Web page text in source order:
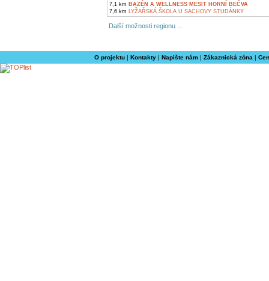
7,1 km BAZÉN A WELLNESS MESIT HORNÍ BEČVA
7,6 km LYŽAŘSKÁ ŠKOLA U SACHOVY STUDÁNKY
Další možnosti regionu ...
O projektu| Kontakty| Napište nám| Zákaznická zóna |